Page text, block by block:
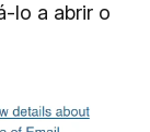
lo a abrir o